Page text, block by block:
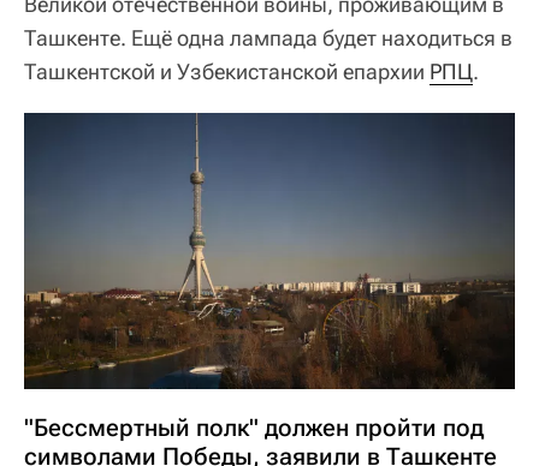
Ташкенте. Ещё одна лампада будет находиться в
Ташкентской и Узбекистанской епархии РПЦ.
"Бессмертный полк" должен пройти под
символами Победы, заявили в Ташкенте